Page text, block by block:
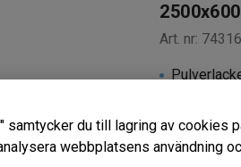
Art. nr: 74316
Finns i två
Djup (mm)
samtycker du till lagring av cookies
webbplatsens användning